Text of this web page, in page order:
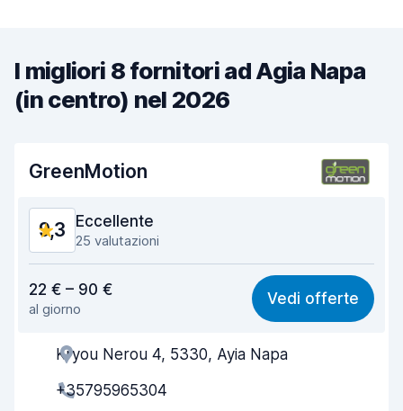
I migliori 8 fornitori ad Agia Napa
(in centro) nel 2026
GreenMotion
9,3 Eccellente
25 valutazioni
9,1
Facile da trovare 9,5
Gentilezza degli agenti
Rapidità del ritiro
22 € – 90 €
al giorno
Vedi offerte
Kryou Nerou 4, 5330, Ayia Napa
+35795965304